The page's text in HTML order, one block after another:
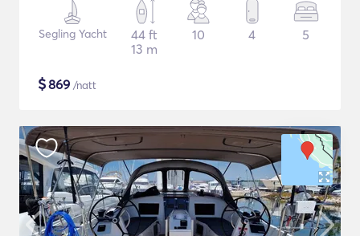
Segling Yacht
44 ft
13 m
10 4 5
$869 /natt